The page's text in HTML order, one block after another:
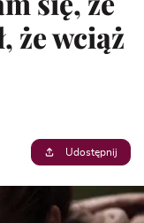
że wciąż
Udostępnij